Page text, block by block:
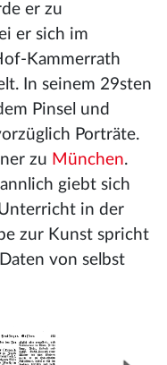
er zu
er sich im
Kammerrath
In seinem 29sten
Pinsel und
Porträte.
zu München.
giebt sich
in der
zur Kunst spricht
von selbst